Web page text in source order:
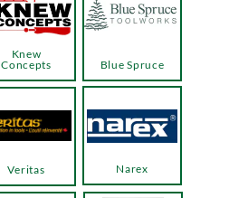
Knew
Concepts
Blue Spruce
Narex
Veritas